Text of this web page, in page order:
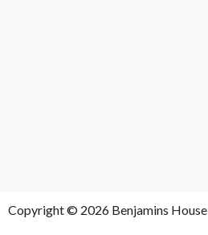
Copyright © 2026 Benjamins House